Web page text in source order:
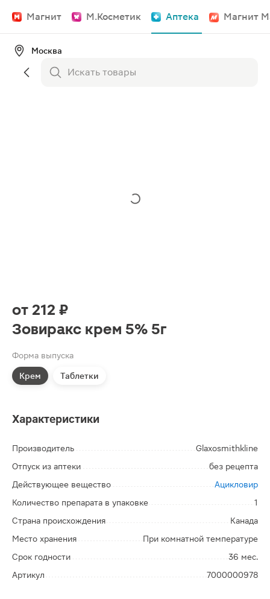
Магнит М.Косметик Аптека Магнит
Москва
от 212 ₽
Зовиракс крем 5% 5г
Форма выпуска
Крем Таблетки
Характеристики
Производитель
Glaxosmithkline
Отпуск из аптеки
без рецепта
Действующее вещество
Ацикловир
Количество препарата в упаковке
1
Страна происхождения
Канада
Место хранения
При комнатной температуре
Срок годности
36 мес.
Артикул
7000000978